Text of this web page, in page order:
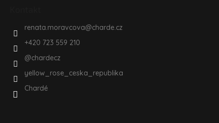
renata.moravcova@charde.cz
+420 723 559 210
@chardecz
yellow_rose_ceska_republika
Chardé